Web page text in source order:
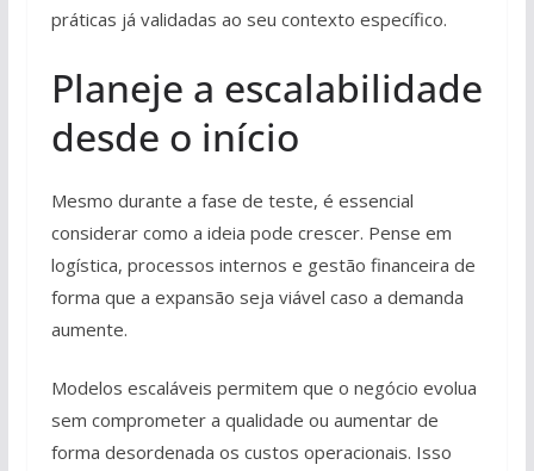
práticas já validadas ao seu contexto específico.
Planeje a escalabilidade
desde o início
Mesmo durante a fase de teste, é essencial
considerar como a ideia pode crescer. Pense em
logística, processos internos e gestão financeira de
forma que a expansão seja viável caso a demanda
aumente.
Modelos escaláveis permitem que o negócio evolua
sem comprometer a qualidade ou aumentar de
forma desordenada os custos operacionais. Isso